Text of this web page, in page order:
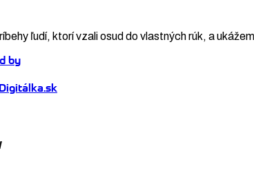
ľudí, ktorí vzali osud do vlastných rúk, a
Digitálka.sk